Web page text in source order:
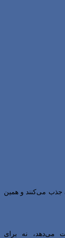
جذب می‌کنند و همین
می‌دهد، نه برای